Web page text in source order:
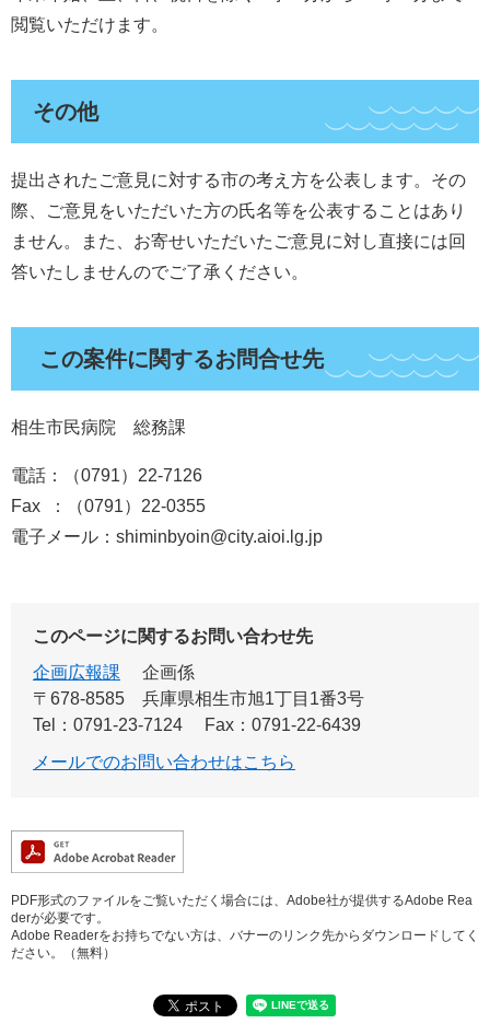
閲覧いただけます。
その他
提出されたご意見に対する市の考え方を公表します。その
際、ご意見をいただいた方の氏名等を公表することはあり
ません。また、お寄せいただいたご意見に対し直接には回
答いたしませんのでご了承ください。
この案件に関するお問合せ先
相生市民病院 総務課
電話：（0791）22-7126
Fax ：（0791）22-0355
電子メール：shiminbyoin@city.aioi.lg.jp
このページに関するお問い合わせ先
企画広報課
企画係
〒678-8585
兵庫県相生市旭1丁目1番3号
Tel：0791-23-7124
Fax：0791-22-6439
メールでのお問い合わせはこちら
PDF形式のファイルをご覧いただく場合には、Adobe社が提供するAdobe Rea
derが必要です。
Adobe Readerをお持ちでない方は、バナーのリンク先からダウンロードしてく
ださい。（無料）